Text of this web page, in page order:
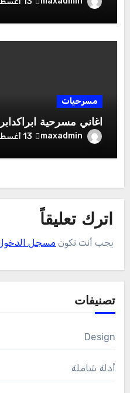
مسرحيات
اغاني مسرحية ابراكدابرا
maxadmin 13 أغسطس، 2023
اترك تعليقاً
يجب أنت تكون مسجل
تصنيفات
Design
أدلة شاملة